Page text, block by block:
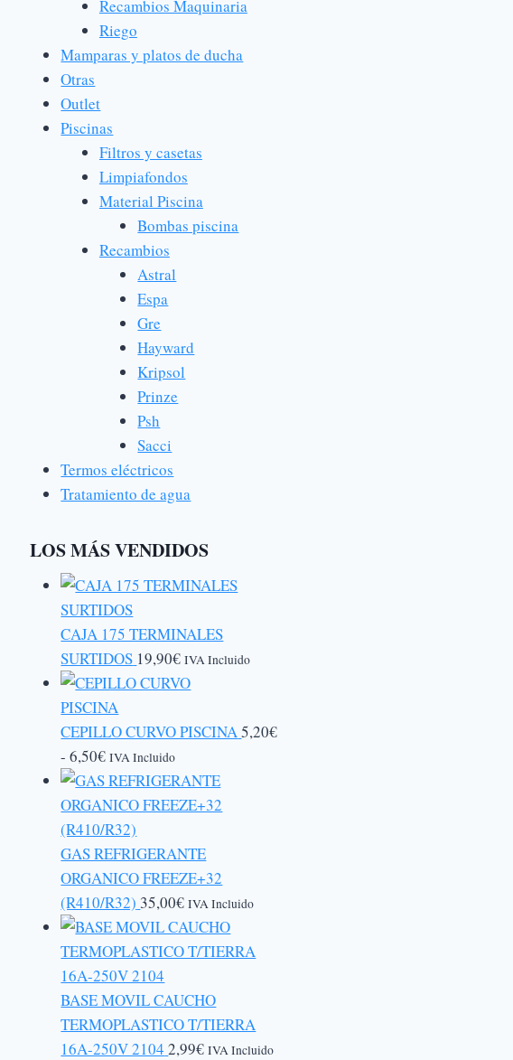
Recambios Maquinaria
Riego
Mamparas y platos de ducha
Otras
Outlet
Piscinas
Filtros y casetas
Limpiafondos
Material Piscina
Bombas piscina
Recambios
Astral
Espa
Gre
Hayward
Kripsol
Prinze
Psh
Sacci
Termos eléctricos
Tratamiento de agua
LOS MÁS VENDIDOS
CAJA 175 TERMINALES
SURTIDOS 19,90€ IVA Incluido
CEPILLO CURVO PISCINA5,20€
- 6,50€Rango
de
precios:
desde
5,20€
hasta
6,50€
IVA Incluido
GAS REFRIGERANTE
ORGANICO FREEZE+32
(R410/R32) 35,00€ IVA Incluido
BASE MOVIL CAUCHO
TERMOPLASTICO T/TIERRA
16A-250V 2104 2,99€ IVA Incluido